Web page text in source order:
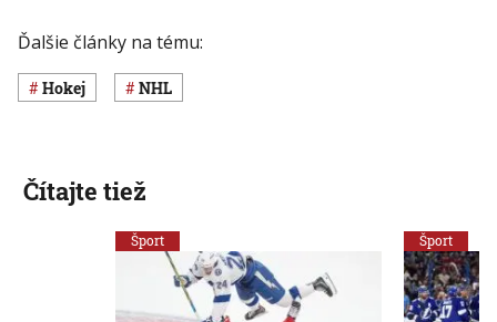
Ďalšie články na tému:
Hokej NHL
Čítajte tiež
Šport Šport